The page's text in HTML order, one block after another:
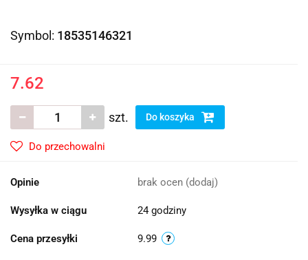
Symbol: 18535146321
7.62
szt. Do koszyka
Do przechowalni
Opinie brak ocen (dodaj)
Wysyłka w ciągu 24 godziny
Cena przesyłki 9.99